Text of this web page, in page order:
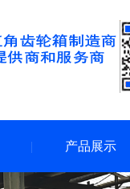
产品展示